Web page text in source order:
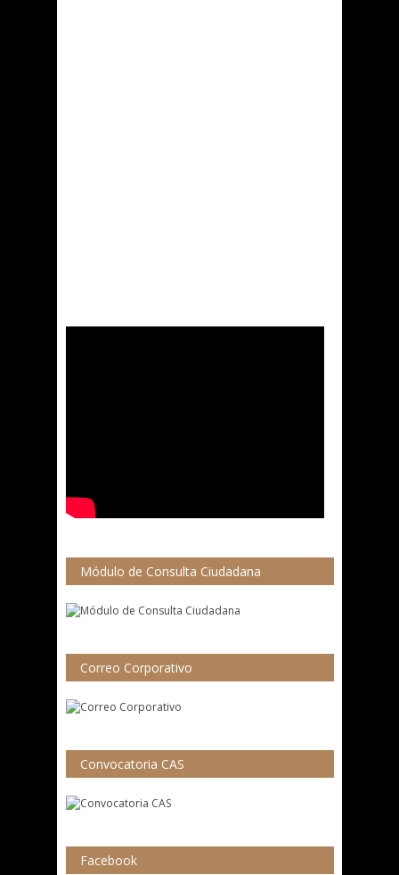
Módulo de Consulta Ciudadana
Correo Corporativo
Convocatoria CAS
Facebook